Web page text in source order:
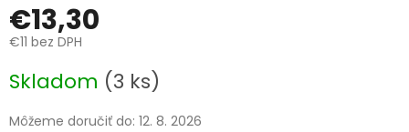
€13,30
€11 bez DPH
cena:
Skladom (3 ks)
Môžeme doručiť do: 12. 8. 2026